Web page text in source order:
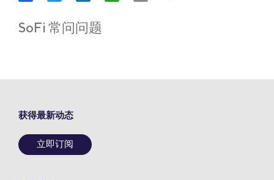
SoFi 常问问题
获得最新动态
立即订阅